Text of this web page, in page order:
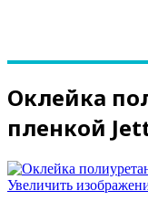
Оклейка
пленкой
Увеличить